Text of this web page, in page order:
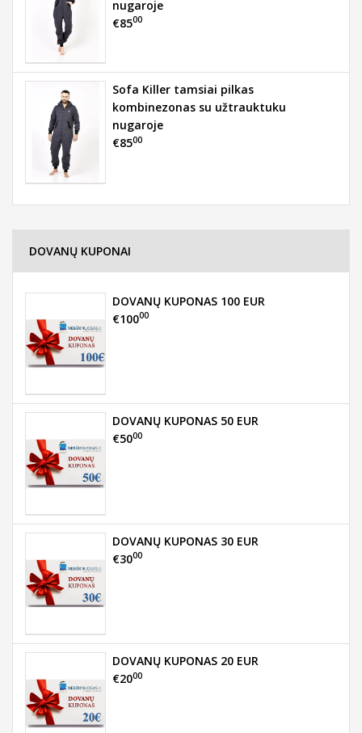
nugaroje
€8500
Sofa Killer tamsiai pilkas
kombinezonas su užtrauktuku
nugaroje
€8500
DOVANŲ KUPONAI
DOVANŲ KUPONAS 100 EUR
€10000
DOVANŲ KUPONAS 50 EUR
€5000
DOVANŲ KUPONAS 30 EUR
€3000
DOVANŲ KUPONAS 20 EUR
€2000